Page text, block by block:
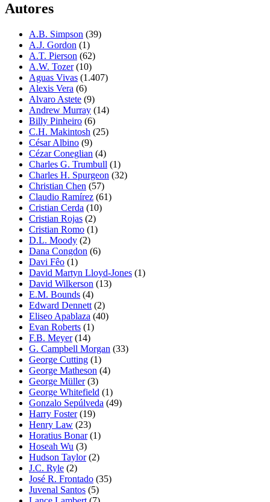
Autores
A.B. Simpson (39)
A.J. Gordon (1)
A.T. Pierson (62)
A.W. Tozer(10)
Aguas Vivas (1.407)
Alexis Vera (6)
Alvaro Astete (9)
Andrew Murray (14)
Billy Pinheiro (6)
C.H. Makintosh (25)
César Albino (9)
Cézar Coneglian (4)
Charles G. Trumbull (1)
Charles H. Spurgeon (32)
Christian Chen (57)
Claudio Ramírez (61)
Cristian Cerda (10)
Cristian Rojas (2)
Cristian Romo (1)
D.L. Moody (2)
Dana Congdon (6)
Davi Fêo (1)
David Martyn Lloyd-Jones (1)
David Wilkerson (13)
E.M. Bounds (4)
Edward Dennett (2)
Eliseo Apablaza (40)
Evan Roberts (1)
F.B. Meyer(14)
G. Campbell Morgan (33)
George Cutting (1)
George Matheson (4)
George Müller(3)
George Whitefield (1)
Gonzalo Sepúlveda (49)
Harry Foster(19)
Henry Law (23)
Horatius Bonar(1)
Hoseah Wu (3)
Hudson Taylor(2)
J.C. Ryle (2)
José R. Frontado (35)
Juvenal Santos (5)